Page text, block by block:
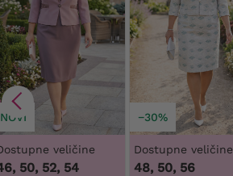
NOVI
veličine
50, 52, 54
−30%
Dostupne veličine
48, 50, 56